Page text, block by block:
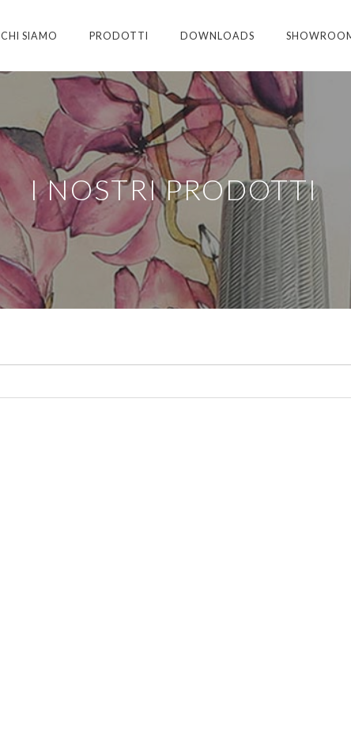
CHI SIAMO PRODOTTI DOWNLOADS
I NOSTRI PRODOTTI